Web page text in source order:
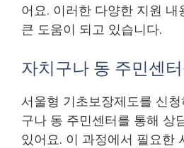
어요. 이러한 다양한 지원 내
큰 도움이 되고 있습니다.
자치구나 동 주민센
서울형 기초보장제도를 신
구나 동 주민센터를 통해 상
있어요. 이 과정에서 필요한